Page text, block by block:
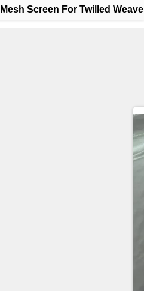
Screen For Twilled Weave